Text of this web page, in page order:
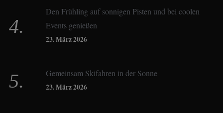
Derk Hoberg
Dominique Schroller
Den Frühling auf sonnigen Pisten und bei coolen
Events genießen
23. März 2026
Gemeinsam Skifahren in der Sonne
23. März 2026